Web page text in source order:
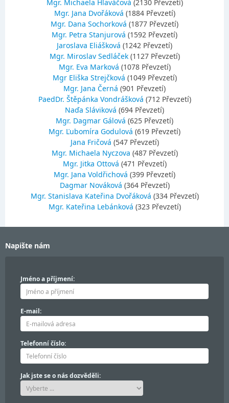
Mgr. Michaela Hlaváčová (2130 Převzetí)
Mgr. Jana Dvořáková (1884 Převzetí)
Mgr. Dana Sochorková (1877 Převzetí)
Mgr. Petra Stanjurová (1592 Převzetí)
Jaroslava Eliášková (1242 Převzetí)
Mgr. Miroslav Sedláček (1127 Převzetí)
Mgr. Eva Marková (1078 Převzetí)
Mgr Eliška Strejčková (1049 Převzetí)
Mgr. Jana Černá (901 Převzetí)
PaedDr. Štěpánka Vondrášková (712 Převzetí)
Naďa Sláviková (694 Převzetí)
Mgr. Dagmar Gálová (625 Převzetí)
Mgr. Ľubomíra Godulová (619 Převzetí)
Jana Fričová (547 Převzetí)
Mgr. Michaela Nyczova (487 Převzetí)
Mgr. Jitka Ottová (471 Převzetí)
Mgr. Jana Voldřichová (399 Převzetí)
Dagmar Nováková (364 Převzetí)
Mgr. Stanislava Kateřina Dvořáková (334 Převzetí)
Mgr. Kateřina Lebánková (323 Převzetí)
Napište nám
Jméno a příjmení:
E-mail:
Telefonní číslo:
Jak jste se o nás dozvěděli: